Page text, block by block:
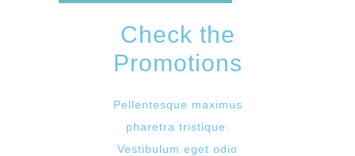
Check the
Promotions
Pellentesque maximus
pharetra tristique.
Vestibulum eget odio